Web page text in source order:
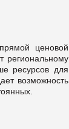
ценовой
региональному
ресурсов для
возможность